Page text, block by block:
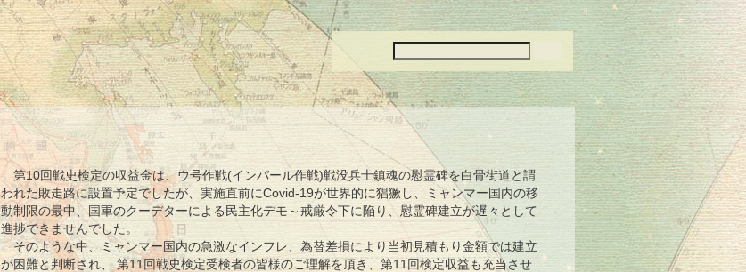
第10回戦史検定の収益金は、ウ号作戦(インパール作戦)戦没兵士鎮魂の慰霊碑を白骨街道と謂
われた敗走路に設置予定でしたが、実施直前にCovid-19が世界的に猖獗し、ミャンマー国内の移
動制限の最中、国軍のクーデターによる民主化デモ～戒厳令下に陥り、慰霊碑建立が遅々として
進捗できませんでした。
そのような中、ミャンマー国内の急激なインフレ、為替差損により当初見積もり金額では建立
が困難と判断され、 第11回戦史検定受検者の皆様のご理解を頂き、第11回検定収益も充当させ